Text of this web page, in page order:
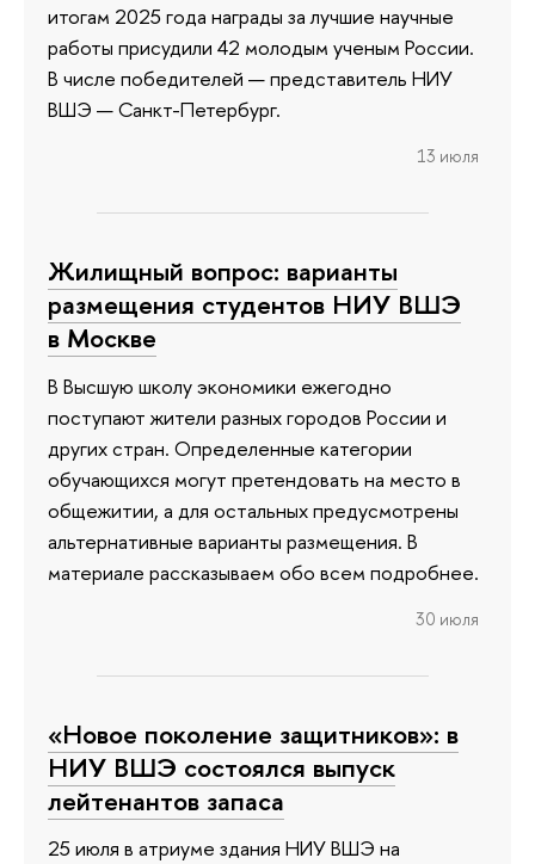
итогам 2025 года награды за лучшие научные
работы присудили 42 молодым ученым России.
В числе победителей — представитель НИУ
ВШЭ — Санкт-Петербург.
13 июля
Жилищный вопрос: варианты
размещения студентов НИУ ВШЭ
в Москве
В Высшую школу экономики ежегодно
поступают жители разных городов России и
других стран. Определенные категории
обучающихся могут претендовать на место в
общежитии, а для остальных предусмотрены
альтернативные варианты размещения. В
материале рассказываем обо всем подробнее.
30 июля
«Новое поколение защитников»: в
НИУ ВШЭ состоялся выпуск
лейтенантов запаса
25 июля в атриуме здания НИУ ВШЭ на